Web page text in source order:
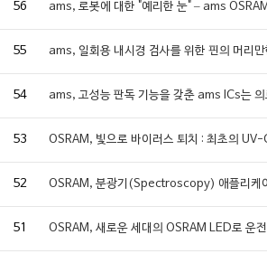
56 ams, 로봇에 대한 "예리한 눈" – ams
55 ams, 일회용 내시경 검사를 위한 핀의 머리
54 ams, 고성능 판독 기능을 갖춘 ams ICs는
53 OSRAM, 빛으로 바이러스 퇴치 : 최초의 UV-
52 OSRAM, 분광기(Spectroscopy) 애플리케
51 OSRAM, 새로운 세대의 OSRAM LED로 운